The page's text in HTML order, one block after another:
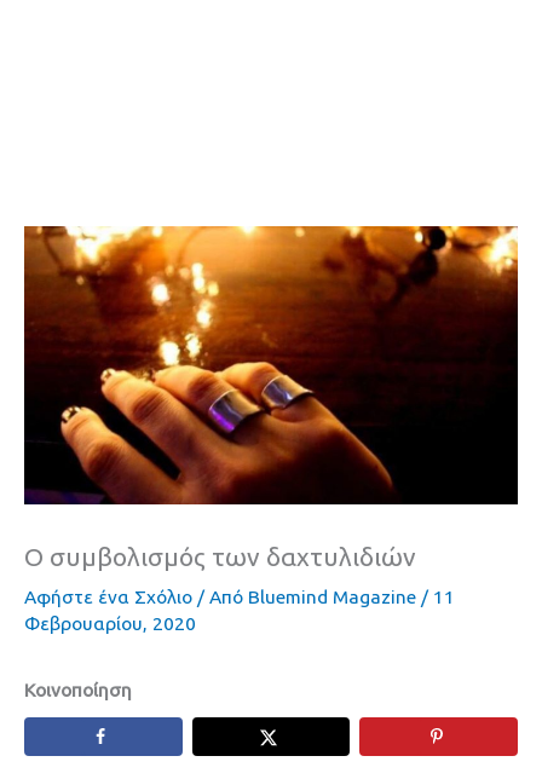
Ο συμβολισμός των δαχτυλιδιών
Αφήστε ένα Σχόλιο / Από Bluemind Magazine / 11
Φεβρουαρίου, 2020
Κοινοποίηση